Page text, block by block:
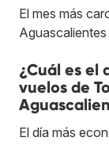
El mes más
¿Cuál es el
vuelos de
El día más